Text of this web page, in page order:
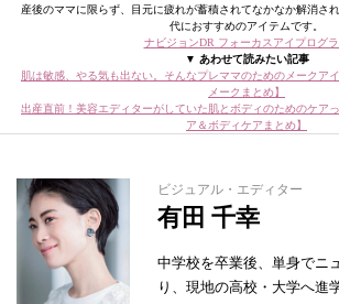
産後のママに限らず、目元に疲れが蓄積されてなかなか解消さ
代におすすめのアイテムです。
ナビジョンDR フォーカスアイプログ
▼ あわせて読みたい記事
肌は敏感、やる気も出ない。そんなプレママのためのメークア
メークまとめ】
出産直前！美容エディターがしていた肌とボディのためのケア
ア＆ボディケアまとめ】
ビジュアル・エディター
有田 千幸
中学校を卒業後、単身でニ
り、現地の高校・大学へ進